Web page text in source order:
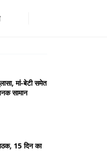
मां-बेटी समेत
सामान
15 दिन का